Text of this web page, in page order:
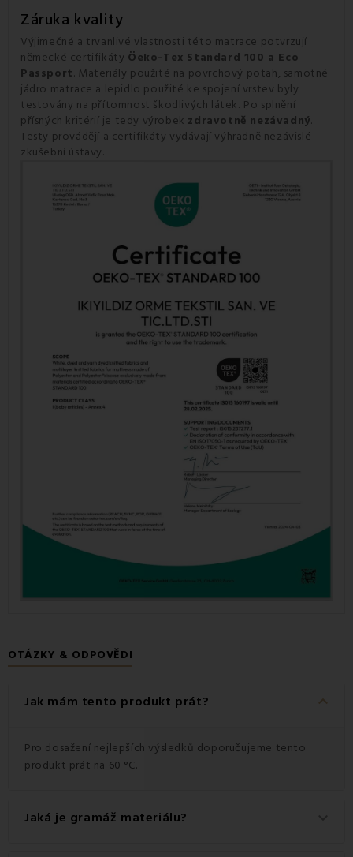
Záruka kvality
Výjimečné a trvanlivé vlastnosti této matrace potvrzují
německé certifikáty Öeko-Tex Standard 100 a Eco
Passport. Materiály použité na povrchový potah, samotné
jádro matrace a lepidlo použité ke spojení vrstev byly
testovány na přítomnost škodlivých látek. Po splnění
přísných kritérií je tedy výrobek zdravotně nezávadný.
Testy provádějí a certifikáty vydávají výhradně nezávislé
zkušební ústavy.
OTÁZKY & ODPOVĚDI
Jak mám tento produkt prát? keyboard_arrow_down
Pro dosažení nejlepších výsledků doporučujeme tento
produkt prát na 60 °C.
Jaká je gramáž materiálu?